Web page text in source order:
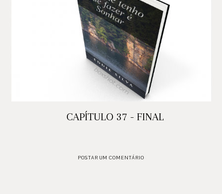
CAPÍTULO 37 - FINAL
POSTAR UM COMENTÁRIO